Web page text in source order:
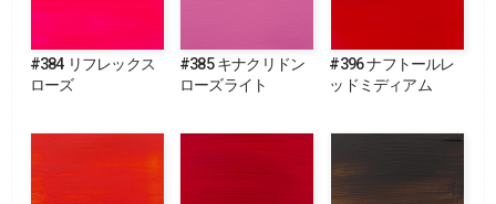
#384 リフレックス
ローズ
#385 キナクリドン
ローズライト
#396 ナフトールレ
ッドミディアム